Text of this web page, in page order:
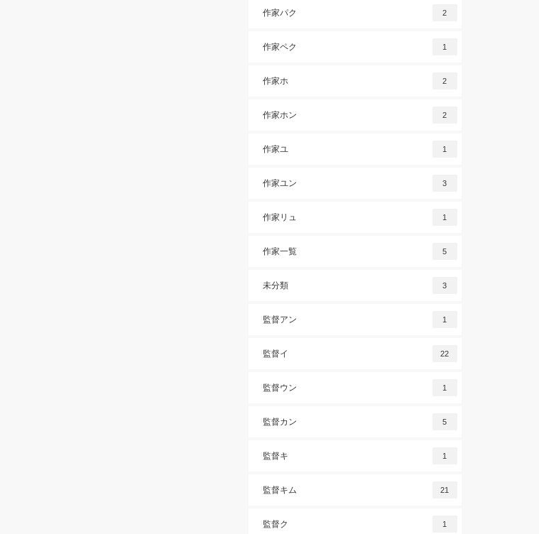
作家パク 2
作家ペク 1
作家ホ 2
作家ホン 2
作家ユ 1
作家ユン 3
作家リュ 1
作家一覧 5
未分類 3
監督アン 1
監督イ 22
監督ウン 1
監督カン 5
監督キ 1
監督キム 21
監督ク 1